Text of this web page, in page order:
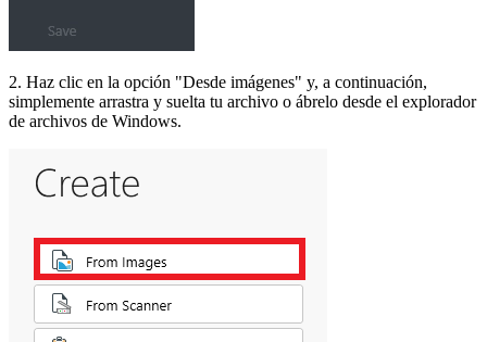
2. Haz clic en la opción "Desde imágenes" y, a continuación,
simplemente arrastra y suelta tu archivo o ábrelo desde el explorador
de archivos de Windows.